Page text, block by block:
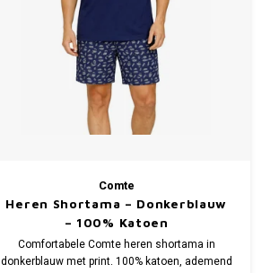
Comte
Heren Shortama – Donkerblauw
– 100% Katoen
Comfortabele Comte heren shortama in
donkerblauw met print. 100% katoen, ademend